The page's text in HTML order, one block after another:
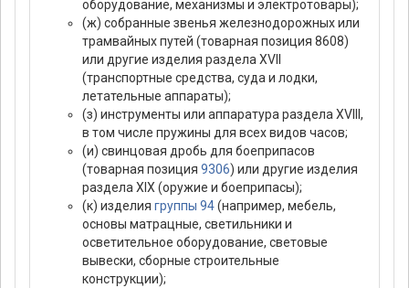
оборудование, механизмы и электротовары);
(ж) собранные звенья железнодорожных или
трамвайных путей (товарная позиция 8608)
или другие изделия раздела XVII
(транспортные средства, суда и лодки,
летательные аппараты);
(з) инструменты или аппаратура раздела XVIII,
в том числе пружины для всех видов часов;
(и) свинцовая дробь для боеприпасов
(товарная позиция 9306) или другие изделия
раздела XIX (оружие и боеприпасы);
(к) изделия группы 94(например, мебель,
основы матрацные, светильники и
осветительное оборудование, световые
вывески, сборные строительные
конструкции);